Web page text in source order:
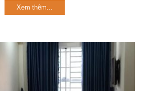
Xem thêm...